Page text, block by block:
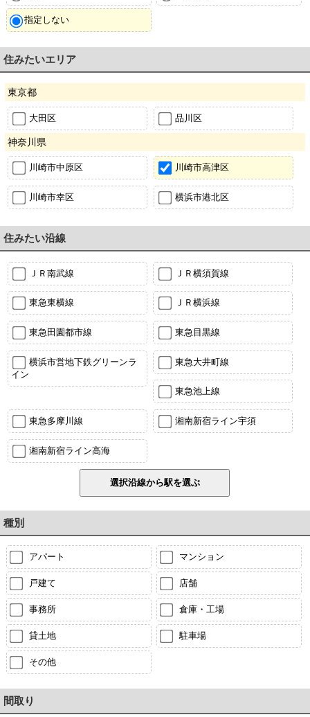
指定しない
住みたいエリア
東京都
大田区 品川区
神奈川県
川崎市中原区 川崎市高津区
川崎市幸区 横浜市港北区
住みたい沿線
ＪＲ南武線 ＪＲ横須賀線
東急東横線 ＪＲ横浜線
東急田園都市線 東急目黒線
横浜市営地下鉄グリーンラ
イン
東急大井町線
東急池上線
東急多摩川線 湘南新宿ライン宇須
湘南新宿ライン高海
種別
アパート マンション
戸建て 店舗
事務所 倉庫・工場
貸土地 駐車場
その他
間取り